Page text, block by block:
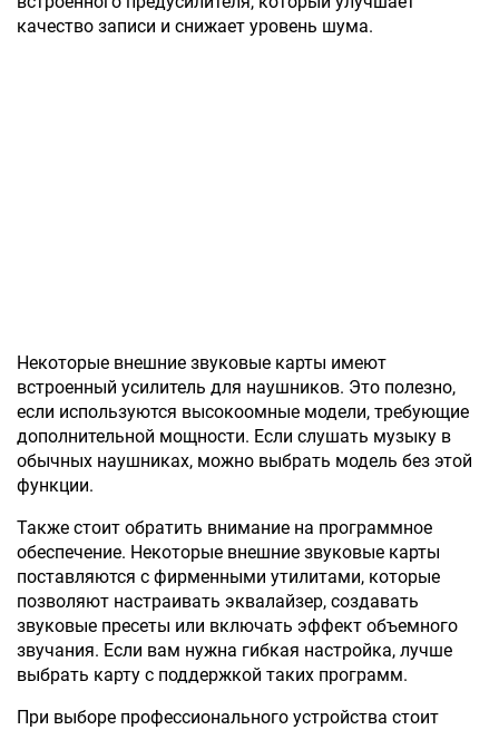
качество записи и снижает уровень шума.
Некоторые внешние звуковые карты имеют
встроенный усилитель для наушников. Это полезно,
если используются высокоомные модели, требующие
дополнительной мощности. Если слушать музыку в
обычных наушниках, можно выбрать модель без этой
функции.
Также стоит обратить внимание на программное
обеспечение. Некоторые внешние звуковые карты
поставляются с фирменными утилитами, которые
позволяют настраивать эквалайзер, создавать
звуковые пресеты или включать эффект объемного
звучания. Если вам нужна гибкая настройка, лучше
выбрать карту с поддержкой таких программ.
При выборе профессионального устройства стоит